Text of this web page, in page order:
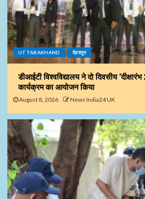
UTTARAKHAND देहरादून
डीआईटी विश्वविद्यालय ने दो दिवसीय
कार्यक्रम का आयोजन किया
August 8, 2026 News India24 UK